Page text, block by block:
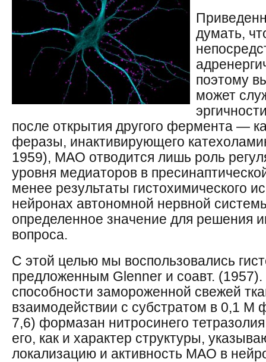
думать,
поэтому
может
после открытия другого фермента —
феразы, инактивирующего
1959), МАО отводится лишь роль
уровня медиаторов в
менее результаты гистохимического
нейронах автономной нервной
определенное значение для решения
вопроса.
С этой целью мы воспользовались
предложенным Glenner и соавт.
способности замороженной свежей
взаимодействии с субстратом в 0,1
7,6) формазан нитросинего
его, как и характер структуры,
локализацию и активность МАО в